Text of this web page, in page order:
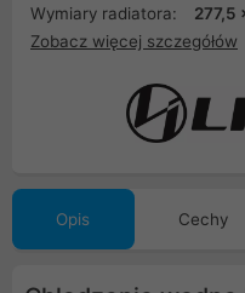
Wymiary radiatora:
277,5
Zobacz więcej szczegółów
Opis Cechy